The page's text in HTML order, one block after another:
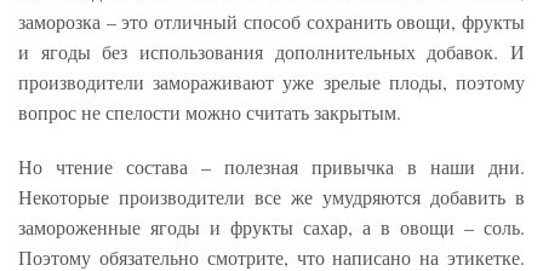
заморозка – это отличный способ сохранить овощи, фрукты
и ягоды без использования дополнительных добавок. И
производители замораживают уже зрелые плоды, поэтому
вопрос не спелости можно считать закрытым.
Но чтение состава – полезная привычка в наши дни.
Некоторые производители все же умудряются добавить в
замороженные ягоды и фрукты сахар, а в овощи – соль.
Поэтому обязательно смотрите, что написано на этикетке.